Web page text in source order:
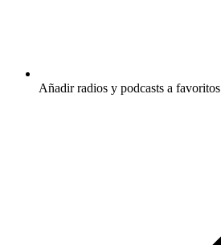
Añadir radios y podcasts a favoritos